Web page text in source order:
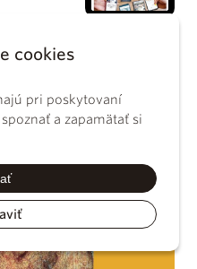
cookies
pri poskytovaní
a zapamätať si